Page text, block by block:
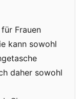
Frauen
kann sowohl
daher sowohl